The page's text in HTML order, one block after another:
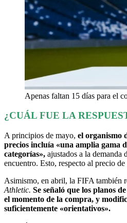
Apenas faltan 15 días para el
¿CUÁL FUE LA
A principios de mayo, el organismo
precios incluía «una amplia gama
categorías», ajustados a la demanda
encuentro. Esto, respecto al precio de
Asimismo, en abril, la FIFA también
Athletic. Se señaló que los planos
el momento de la compra, y
suficientemente «orientativos».